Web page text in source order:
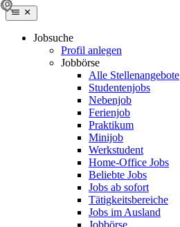
Jobsuche
Profil anlegen
Jobbörse
Alle Stellenangebote
Studentenjobs
Nebenjob
Ferienjob
Praktikum
Minijob
Werkstudent
Home-Office Jobs
Beliebte Jobs
Jobs ab sofort
Tätigkeitsbereiche
Jobs im Ausland
Jobbörse